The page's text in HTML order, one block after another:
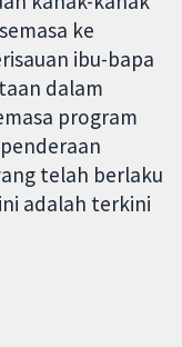
ke
ibu-bapa
dalam
program
telah berlaku
adalah terkini